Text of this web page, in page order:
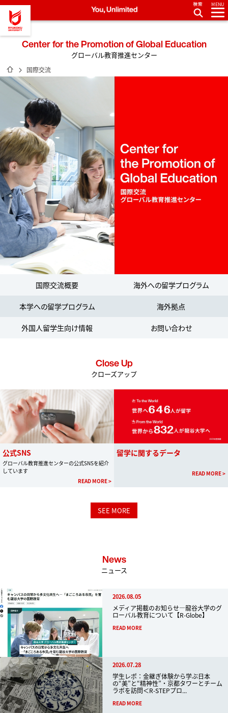
龍谷大学 You, Unlimited
MENU
Center for the Promotion of Global Education
グローバル教育推進センター
ホーム
国際交流
国際交流概要 海外への留学プログラム
本学への留学プログラム 海外拠点
外国人留学生向け情報 お問い合わせ
Close Up
クローズアップ
公式SNS
グローバル教育推進センターの公式SNSを紹介
しています
READ MORE >
留学に関するデータ
READ MORE >
SEE MORE
News
ニュース
2026.08.05
メディア掲載のお知らせ―龍谷大学のグ
ローバル教育について【R-Globe】
READ MORE
2026.07.28
学生レポ：金継ぎ体験から学ぶ日本
の“美”と“精神性”・京都タワーとチーム
ラボを訪問＜R-STEPプロ...
READ MORE